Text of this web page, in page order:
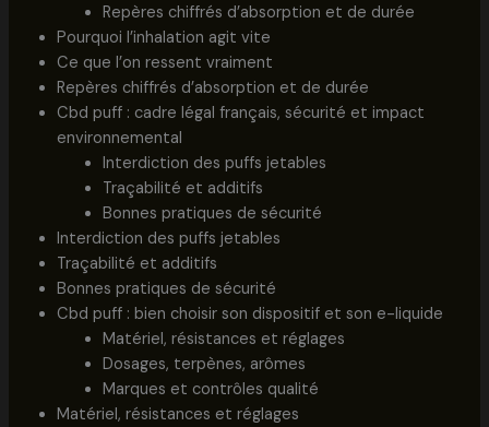
Repères chiffrés d’absorption et de durée
Pourquoi l’inhalation agit vite
Ce que l’on ressent vraiment
Repères chiffrés d’absorption et de durée
Cbd puff : cadre légal français, sécurité et impact
environnemental
Interdiction des puffs jetables
Traçabilité et additifs
Bonnes pratiques de sécurité
Interdiction des puffs jetables
Traçabilité et additifs
Bonnes pratiques de sécurité
Cbd puff : bien choisir son dispositif et son e-liquide
Matériel, résistances et réglages
Dosages, terpènes, arômes
Marques et contrôles qualité
Matériel, résistances et réglages